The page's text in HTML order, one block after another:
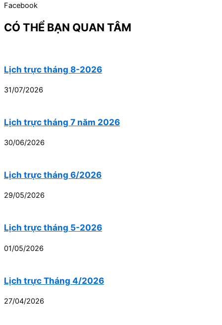
Facebook
CÓ THỂ BẠN QUAN TÂM
Lịch trực tháng 8-2026
31/07/2026
Lịch trực tháng 7 năm 2026
30/06/2026
Lịch trực tháng 6/2026
29/05/2026
Lịch trực tháng 5-2026
01/05/2026
Lịch trực Tháng 4/2026
27/04/2026